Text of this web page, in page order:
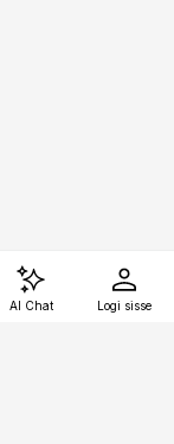
AI Chat Logi sisse